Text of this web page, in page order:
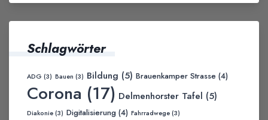
Schlagwörter
ADG (3) Bauen (3) Bildung (5) Brauenkamper Strasse (4)
Corona (17) Delmenhorster Tafel (5)
Diakonie (3) Digitalisierung (4) Fahrradwege (3)